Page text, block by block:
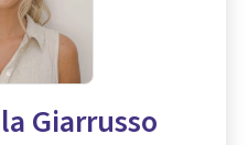
Giarrusso